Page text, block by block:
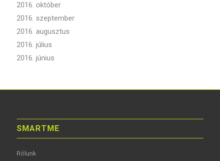
2016. október
2016. szeptember
2016. augusztus
2016. július
2016. június
SMARTME
Rólunk